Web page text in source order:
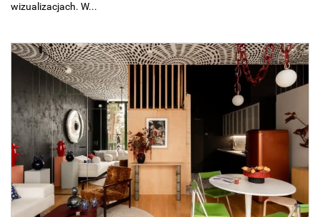
wizualizacjach. W...